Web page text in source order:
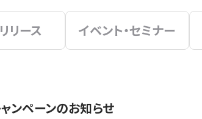
リース イベント・セミナー
ンペーンのお知らせ